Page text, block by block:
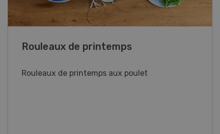
Blancs de poulet sauce épinards à la